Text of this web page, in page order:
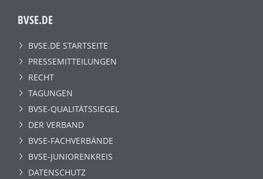
BVSE.DE
BVSE.DE STARTSEITE
PRESSEMITTEILUNGEN
RECHT
TAGUNGEN
BVSE-QUALITÄTSSIEGEL
DER VERBAND
BVSE-FACHVERBÄNDE
BVSE-JUNIORENKREIS
DATENSCHUTZ